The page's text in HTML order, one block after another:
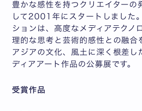
豊かな感性を持つクリエイターの
して2001年にスタートしました
ションは、高度なメディアテクノ
理的な思考と芸術的感性との融合
アジアの文化、風土に深く根差し
ディアアート作品の公募展です。
受賞作品